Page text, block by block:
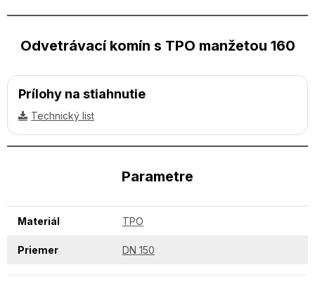
Odvetrávací komín s TPO manžetou 160
Prílohy na stiahnutie
Technický list
Parametre
Materiál TPO
Priemer DN 150